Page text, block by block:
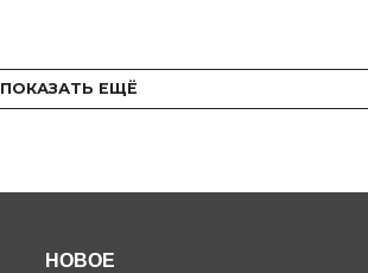
ПОКАЗАТЬ ЕЩЁ
НОВОЕ